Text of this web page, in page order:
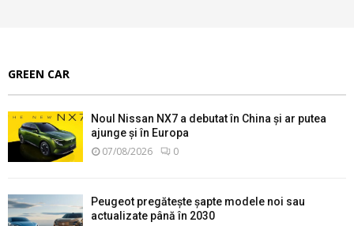
GREEN CAR
Noul Nissan NX7 a debutat în China și ar putea
ajunge și în Europa
07/08/2026 0
Peugeot pregătește șapte modele noi sau
actualizate până în 2030